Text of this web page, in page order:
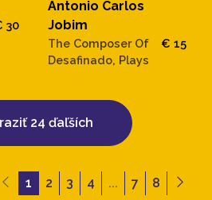
30
Antonio Carlos
Jobim
The Composer Of
Desafinado, Plays
€ 15
24 ďaľších
1 2 3 4 ... 7 8